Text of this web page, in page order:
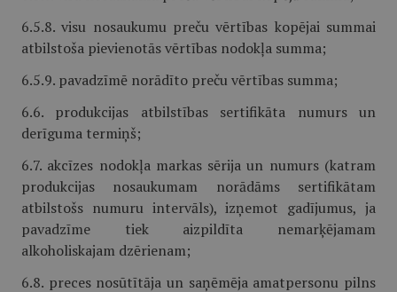
6.5.8. visu nosaukumu preču vērtības kopējai summai
atbilstoša pievienotās vērtības nodokļa summa;
6.5.9. pavadzīmē norādīto preču vērtības summa;
6.6. produkcijas atbilstības sertifikāta numurs un
derīguma termiņš;
6.7. akcīzes nodokļa markas sērija un numurs (katram
produkcijas nosaukumam norādāms sertifikātam
atbilstošs numuru intervāls), izņemot gadījumus, ja
pavadzīme tiek aizpildīta nemarķējamam
alkoholiskajam dzērienam;
6.8. preces nosūtītāja un saņēmēja amatpersonu pilns